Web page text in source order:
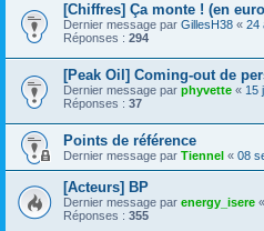
[Chiffres] Ça monte ! (en
Dernier message par GillesH38 « 24
Réponses : 294
[Peak Oil] Coming-out de
Dernier message par phyvette « 15
Réponses : 37
Points de référence
Dernier message par Tiennel « 08
[Acteurs] BP
Dernier message par energy_isere «
Réponses : 355